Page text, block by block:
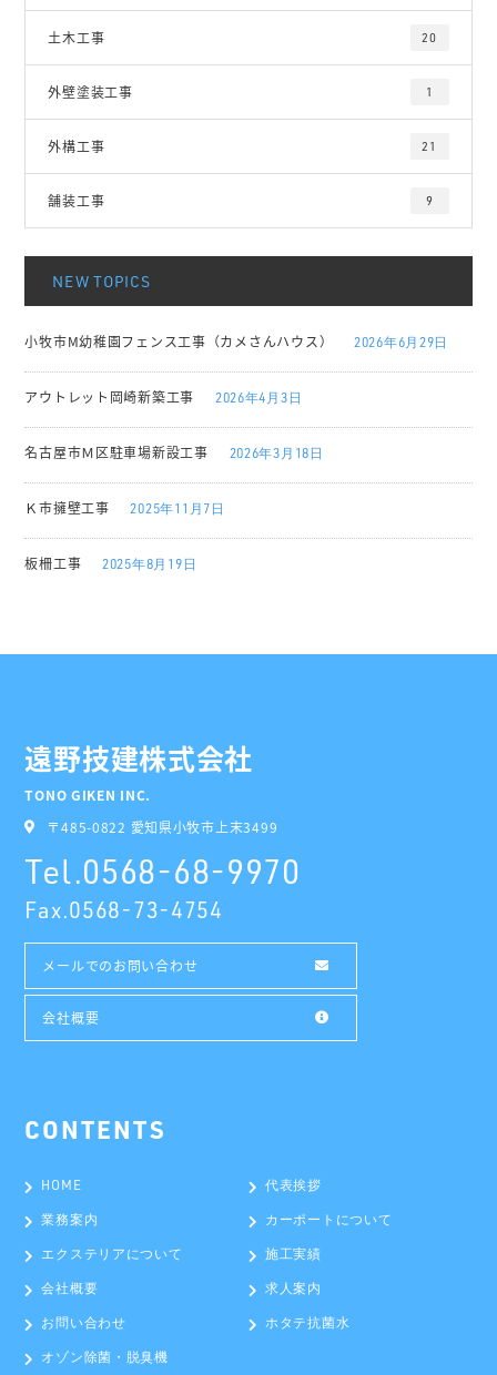
土木工事 20
外壁塗装工事 1
外構工事 21
舗装工事 9
NEW TOPICS
小牧市M幼稚園フェンス工事（カメさんハウス） 2026年6月29日
アウトレット岡崎新築工事 2026年4月3日
名古屋市Ｍ区駐車場新設工事 2026年3月18日
Ｋ市擁壁工事 2025年11月7日
板柵工事 2025年8月19日
遠野技建株式会社
TONO GIKEN INC.
〒485-0822 愛知県小牧市上末3499
Tel.0568-68-9970
Fax.0568-73-4754
メールでのお問い合わせ
会社概要
HOME
代表挨拶
業務案内
カーポートについて
エクステリアについて
施工実績
会社概要
求人案内
お問い合わせ
ホタテ抗菌水
オゾン除菌・脱臭機